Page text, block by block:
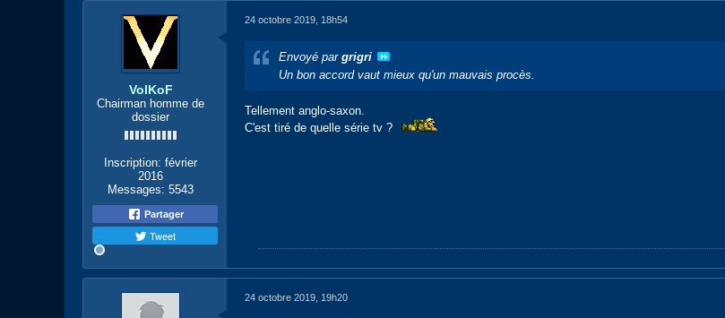
VolKoF
Chairman homme de
dossier
Inscription: février
2016
Messages: 5543
Partager
Tweet
24 octobre 2019, 18h54
Envoyé par grigri
Un bon accord vaut mieux qu'un mauvais procès.
Tellement anglo-saxon.
C'est tiré de quelle série tv ?
24 octobre 2019, 19h20